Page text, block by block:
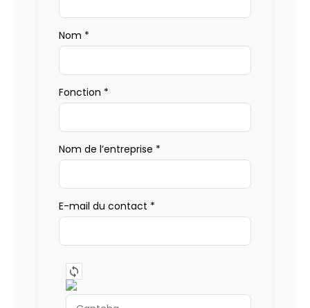
Nom *
Fonction *
Nom de l’entreprise *
E-mail du contact *